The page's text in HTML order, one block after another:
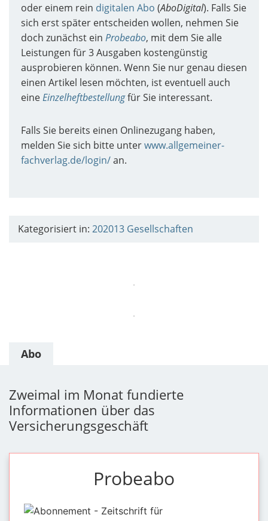
oder einem rein digitalen Abo (AboDigital). Falls Sie
sich erst später entscheiden wollen, nehmen Sie
doch zunächst ein Probeabo, mit dem Sie alle
Leistungen für 3 Ausgaben kostengünstig
ausprobieren können. Wenn Sie nur genau diesen
einen Artikel lesen möchten, ist eventuell auch
eineEinzelheftbestellungfür Sie interessant.
Falls Sie bereits einen Onlinezugang haben,
melden Sie sich bitte unterwww.allgemeiner-
fachverlag.de/login/an.
Kategorisiert in: 202013 Gesellschaften
Abo
Zweimal im Monat fundierte
Informationen über das
Versicherungsgeschäft
Probeabo